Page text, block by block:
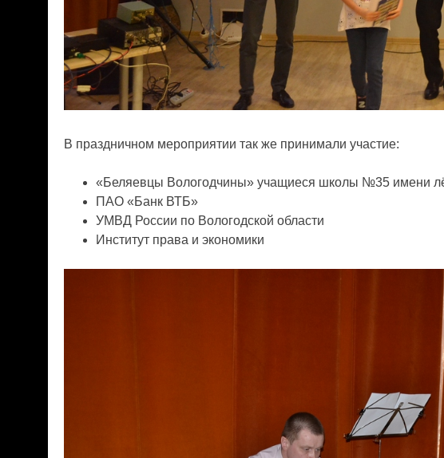
В праздничном мероприятии так же принимали участие:
«Беляевцы Вологодчины» учащиеся школы №35 имени
ПАО «Банк ВТБ»
УМВД России по Вологодской области
Институт права и экономики